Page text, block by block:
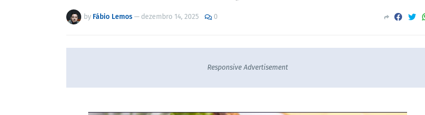
by Fábio Lemos— dezembro 14, 2025 0
Responsive Advertisement